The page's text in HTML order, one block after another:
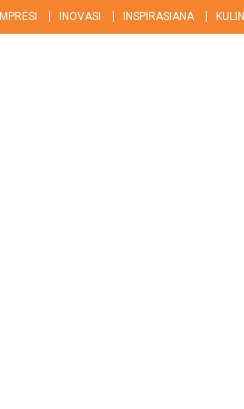
IMPRESI INOVASI INSPIRASIANA